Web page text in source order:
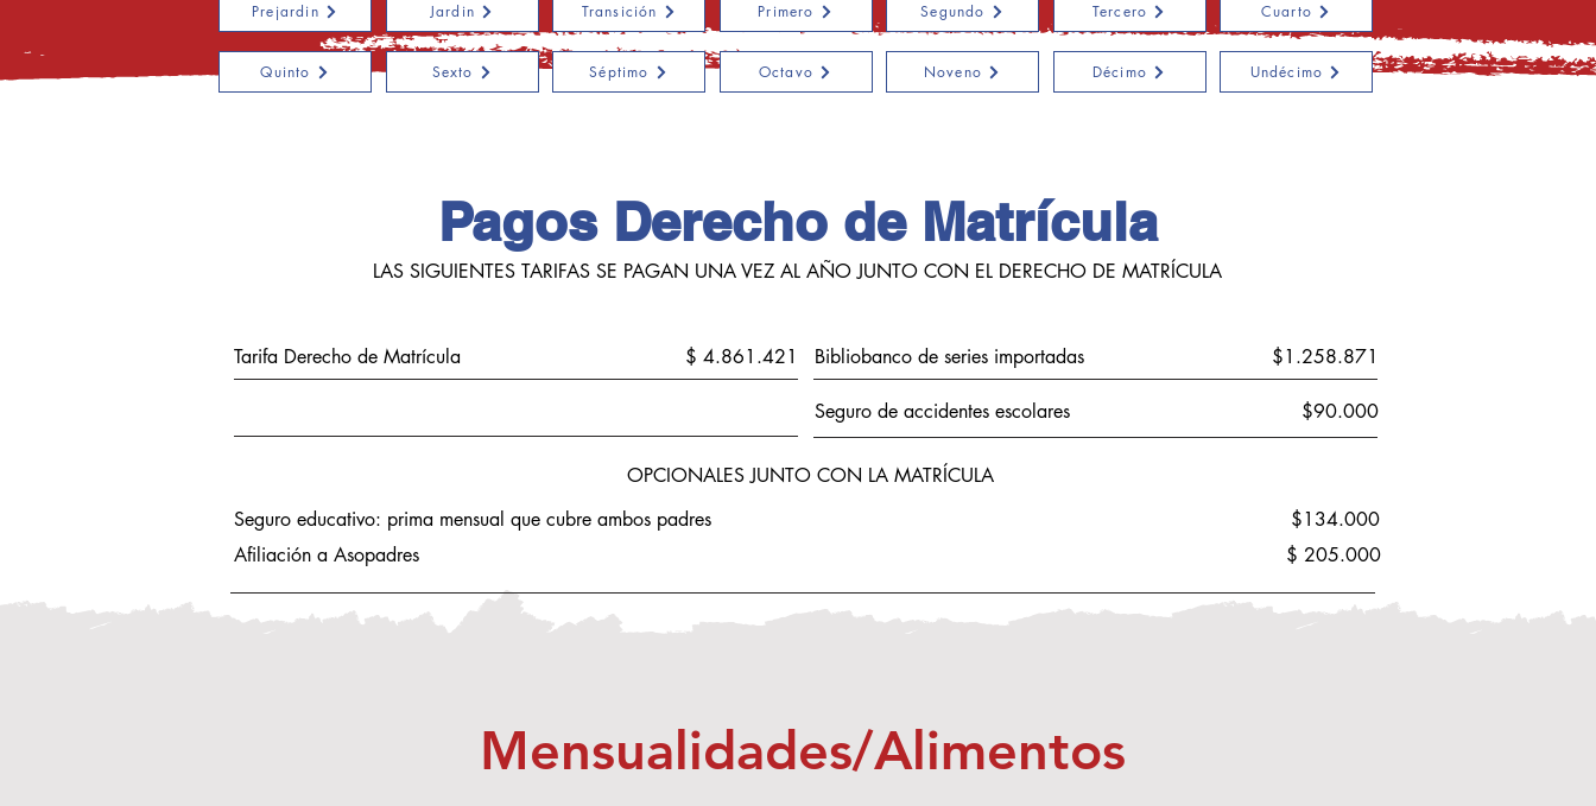
Prejardin
Quinto
Jardin
Sexto
Transición
Séptimo
Primero
Octavo
Segundo
Noveno
Tercero
Décimo
Cuarto
Undécimo
Pagos Derecho de Matrícula
LAS SIGUIENTES TARIFAS SE PAGAN UNA VEZ AL AÑO JUNTO CON EL DERECHO DE MATRÍCULA
Tarifa Derecho de Matrícula $ 4.861.421 Bibliobanco de series importadas $1.258.871
Seguro de accidentes escolares $90.000
OPCIONALES JUNTO CON LA MATRÍCULA
Seguro educativo: prima mensual que cubre ambos padres
Afiliación a Asopadres
$134.000
$ 205.000
Mensualidades/Alimentos